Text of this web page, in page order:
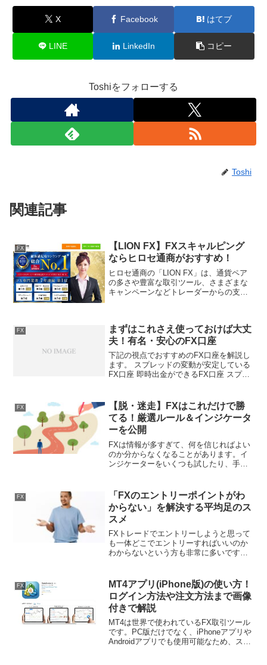
X Facebook はてブ
LINE LinkedIn コピー
Toshiをフォローする
Toshi
関連記事
FX
【LION FX】FXスキャルピング
ならヒロセ通商がおすすめ！
ヒロセ通商の「LION FX」は、通貨ペア
の多さや豊富な取引ツール、さまざまな
キャンペーンなどトレーダーからの支持
で、ぜひ参...
FX
まずはこれさえ使っておけば大丈
夫！有名・安心のFX口座
下記の視点でおすすめのFX口座を解説し
ます。 スプレッドの変動が安定している
FX口座 即時出金ができるFX口座 スプレ
定は非常に重要です。例えば、グラング
ランなスプレ...
FX
【脱・迷走】FXはこれだけで勝
てる！厳選ルール＆インジケータ
ーを公開
FXは情報が多すぎて、何を信じればよい
のか分からなくなることがあります。イ
ンジケーターをいくつも試したり、手法
っている方も多いのではないでしょう
か。実は、FXで安定して...
FX
「FXのエントリーポイントがわ
からない」を解決する平均足のス
スメ
FXトレードでエントリーしようと思って
も一体どこでエントリーすればいいのか
わからないという方も非常に多いです。
ため、『エントリーポイントがわからな
い』という現象に陥り...
FX
MT4アプリ(iPhone版)の使い方！
ログイン方法や注文方法まで画像
付きで解説
MT4は世界で使われているFX取引ツール
です。PC版だけでなく、iPhoneアプリや
Androidアプリでも使用可能なため、スマ